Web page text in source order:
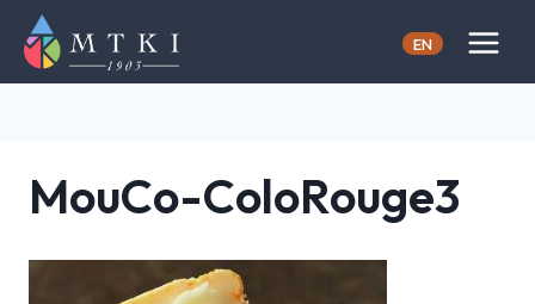
content
EN
MouCo-ColoRouge3